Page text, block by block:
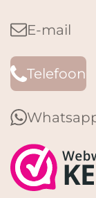
E-mail
Telefoon